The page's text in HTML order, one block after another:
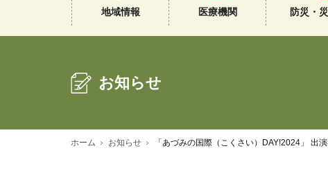
地域情報 医療機関 防災・
お知らせ
ホーム お知らせ 「あづみの国際（こくさい）DAY!2024」 出